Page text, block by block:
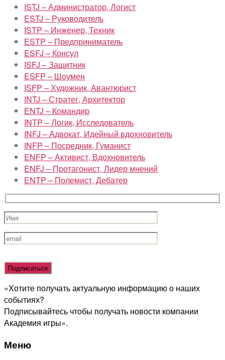
ISTJ – Администратор, Логист
ESTJ – Руководитель
ISTP – Инженер, Техник
ESTP – Предприниматель
ESFJ – Консул
ISFJ – Защитник
ESFP – Шоумен
ISFP – Художник, Авантюрист
INTJ – Стратег, Архитектор
ENTJ – Командир
INTP – Логик, Исследователь
INFJ – Адвокат, Идейный вдохновитель
INFP – Посредник, Гуманист
ENFP – Активист, Вдохновитель
ENFJ – Протагонист, Лидер мнений
ENTP – Полемист, Дебатер
Оставьте
это
пустым.
«Хотите получать актуальную информацию о наших
событиях?
Подписывайтесь чтобы получать новости компании
Академия игры».
Меню